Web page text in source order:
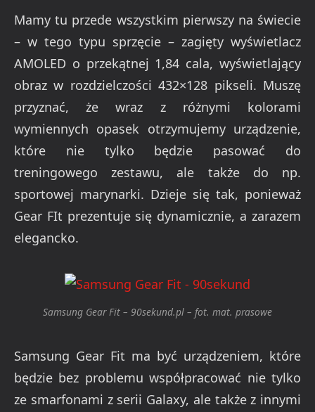
Mamy tu przede wszystkim pierwszy na świecie
– w tego typu sprzęcie – zagięty wyświetlacz
AMOLED o przekątnej 1,84 cala, wyświetlający
obraz w rozdzielczości 432×128 pikseli. Muszę
przyznać, że wraz z różnymi kolorami
wymiennych opasek otrzymujemy urządzenie,
które nie tylko będzie pasować do
treningowego zestawu, ale także do np.
sportowej marynarki. Dzieje się tak, ponieważ
Gear FIt prezentuje się dynamicznie, a zarazem
elegancko.
Samsung Gear Fit – 90sekund.pl – fot. mat. prasowe
Samsung Gear Fit ma być urządzeniem, które
będzie bez problemu współpracować nie tylko
ze smarfonami z serii Galaxy, ale także z innymi